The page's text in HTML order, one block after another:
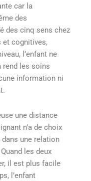
car la
des
des cinq sens chez
et cognitives,
l’enfant ne
rend les soins
information ni
une distance
n’a de choix
dans une relation
les deux
il est plus facile
l’enfant